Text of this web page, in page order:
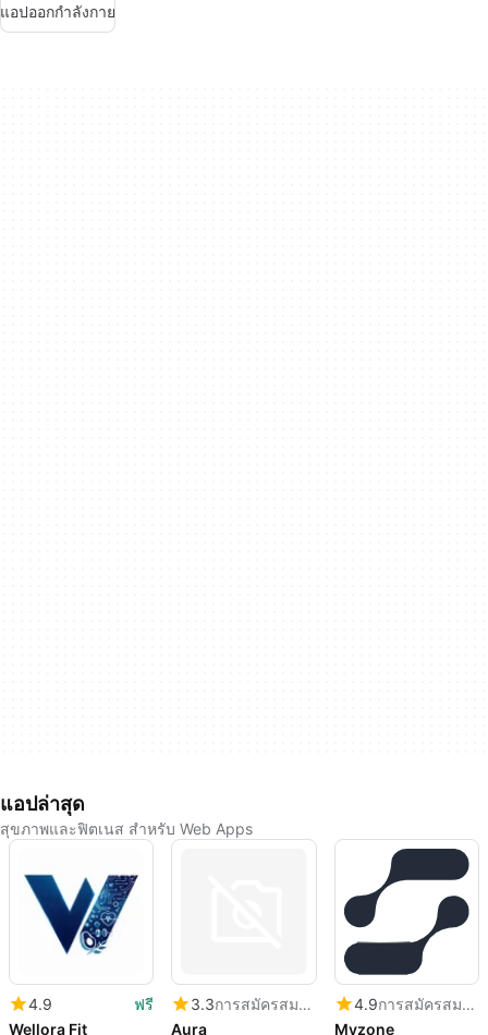
แอปออกกำลังกาย
แอปล่าสุด
สุขภาพและฟิตเนส สำหรับ Web Apps
4.9
ฟรี
Wellora Fit
3.3
การสมัครสมาชิก
Aura
4.9
การสมัครสมาชิก
Myzone